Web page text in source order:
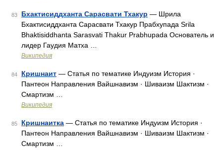
83 Бхактисиддханта Сарасвати Тхакур — Шрила
Бхактисиддханта Сарасвати Тхакур Прабхупада Srila
Bhaktisiddhanta Sarasvati Thakur Prabhupada Основатель и
лидер Гаудия Матха …
Википедия
84 Кришнаит — Статья по тематике Индуизм История ·
Пантеон Направления Вайшнавизм · Шиваизм Шактизм ·
Смартизм …
Википедия
85 Кришнаитка — Статья по тематике Индуизм История ·
Пантеон Направления Вайшнавизм · Шиваизм Шактизм ·
Смартизм …